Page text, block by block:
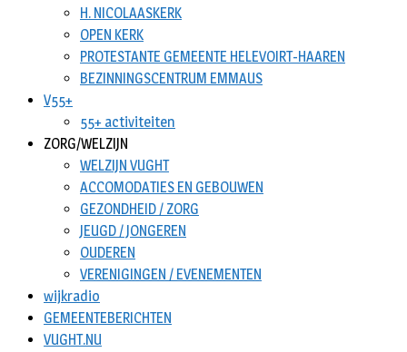
H. NICOLAASKERK
OPEN KERK
PROTESTANTE GEMEENTE HELEVOIRT-HAAREN
BEZINNINGSCENTRUM EMMAUS
V55+
55+ activiteiten
ZORG/WELZIJN
WELZIJN VUGHT
ACCOMODATIES EN GEBOUWEN
GEZONDHEID / ZORG
JEUGD / JONGEREN
OUDEREN
VERENIGINGEN / EVENEMENTEN
wijkradio
GEMEENTEBERICHTEN
VUGHT.NU